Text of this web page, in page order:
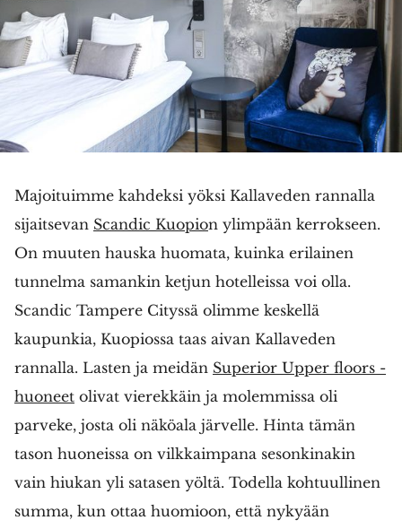
Majoituimme kahdeksi yöksi Kallaveden rannalla
sijaitsevan Scandic Kuopion ylimpään kerrokseen.
On muuten hauska huomata, kuinka erilainen
tunnelma samankin ketjun hotelleissa voi olla.
Scandic Tampere Cityssä olimme keskellä
kaupunkia, Kuopiossa taas aivan Kallaveden
rannalla. Lasten ja meidän Superior Upper floors -
huoneet olivat vierekkäin ja molemmissa oli
parveke, josta oli näköala järvelle. Hinta tämän
tason huoneissa on vilkkaimpana sesonkinakin
vain hiukan yli satasen yöltä. Todella kohtuullinen
summa, kun ottaa huomioon, että nykyään